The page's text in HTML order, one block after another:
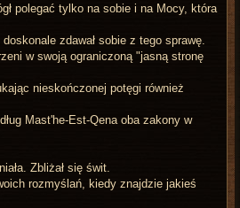
polegać tylko na sobie i na Mocy, która
zdawał sobie z tego sprawę.
w swoją ograniczoną "jasną stronę
nieskończonej potęgi również
Mast'he-Est-Qena oba zakony w
Zbliżał się świt.
rozmyślań, kiedy znajdzie jakieś